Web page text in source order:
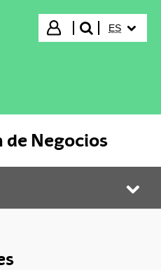
Iniciar sesión
buscar"
ES
de Negocios